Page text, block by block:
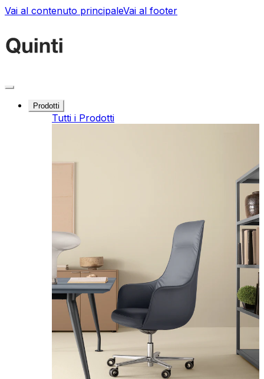
Vai al contenuto principaleVai al footer
Prodotti
Tutti i Prodotti